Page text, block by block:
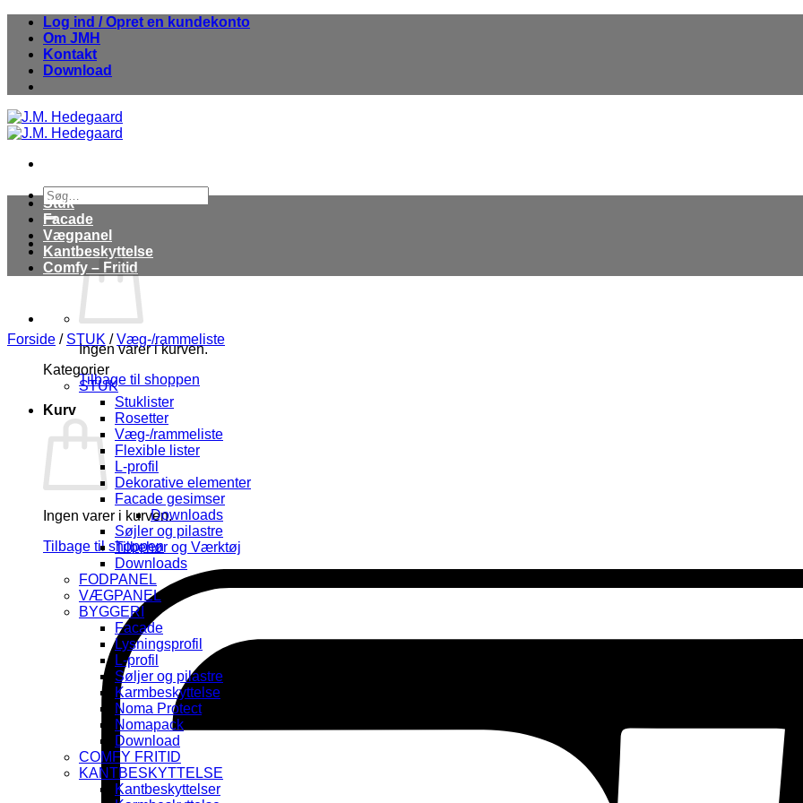
Fortsæt
indhold
Log ind / Opret en kundekonto
Om JMH
Kontakt
Download
Søg
efter:
Ingen varer i kurven.
Tilbage til shoppen
Kurv
Ingen varer i kurven.
Tilbage til shoppen
Stuk
Facade
Vægpanel
Kantbeskyttelse
Comfy – Fritid
Forside / STUK / Væg-/rammeliste
Kategorier
STUK
Stuklister
Rosetter
Væg-/rammeliste
Flexible lister
L-profil
Dekorative elementer
Facade gesimser
Downloads
Søjler og pilastre
Tilbehør og Værktøj
Downloads
FODPANEL
VÆGPANEL
BYGGERI
Facade
Lysningsprofil
L-profil
Søljer og pilastre
Karmbeskyttelse
Noma Protect
Nomapack
Download
COMFY FRITID
KANTBESKYTTELSE
Kantbeskyttelser